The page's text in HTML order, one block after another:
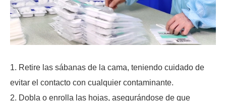
1. Retire las sábanas de la cama, teniendo cuidado de
evitar el contacto con cualquier contaminante.
2. Dobla o enrolla las hojas, asegurándose de que